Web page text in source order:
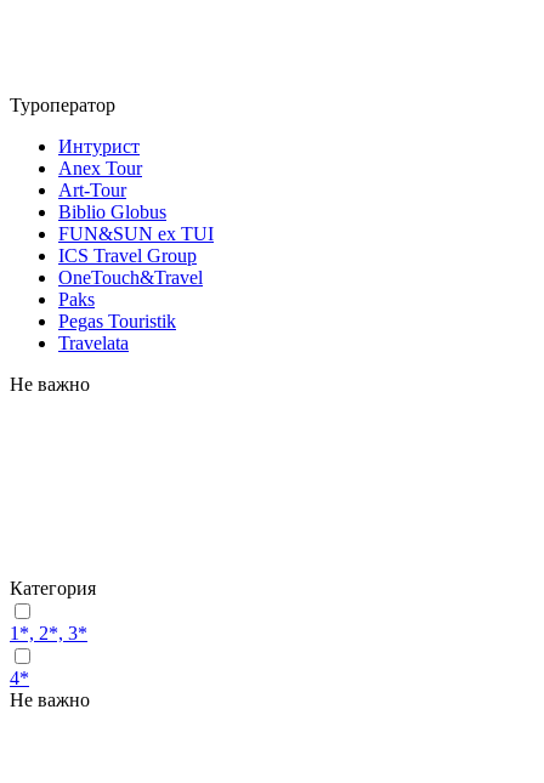
Туроператор
Интурист
Anex Tour
Art-Tour
Biblio Globus
FUN&SUN ex TUI
ICS Travel Group
OneTouch&Travel
Paks
Pegas Touristik
Travelata
Не важно
Категория
1*, 2*, 3*
4*
Не важно